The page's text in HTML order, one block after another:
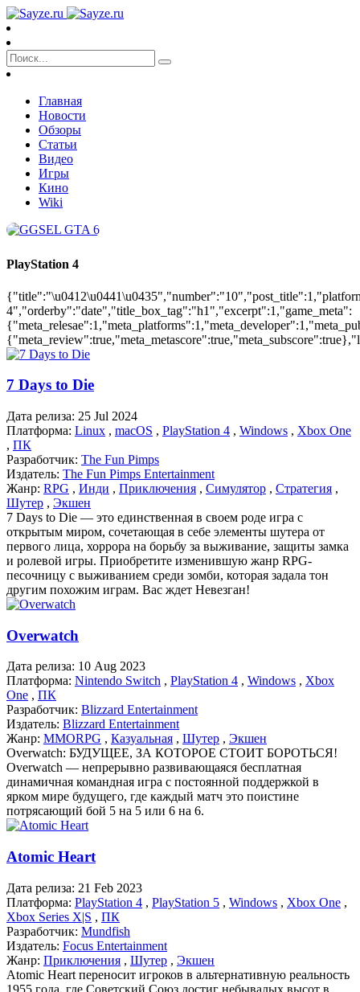
Главная
Новости
Обзоры
Статьи
Видео
Игры
Кино
Wiki
PlayStation 4
4","orderby":"date","title_box_tag":"h1","excerpt":1,"game_meta":
7 Days to Die
Дата релиза: 25 Jul 2024
Платформа: Linux , macOS , PlayStation 4 , Windows , Xbox One
, ПК
Разработчик: The Fun Pimps
Издатель: The Fun Pimps Entertainment
Жанр: RPG , Инди , Приключения , Симулятор , Стратегия ,
Шутер , Экшен
7 Days to Die — это единственная в своем роде игра с
открытым миром, сочетающая в себе элементы шутера от
первого лица, хоррора на борьбу за выживание, защиты замка
и ролевой игры. Приобретите изменившую жанр RPG-
песочницу с выживанием среди зомби, которая задала тон
другим похожим играм. Вас ждет Невезган!
Overwatch
Дата релиза: 10 Aug 2023
Платформа: Nintendo Switch , PlayStation 4 , Windows , Xbox
One , ПК
Разработчик: Blizzard Entertainment
Издатель: Blizzard Entertainment
Жанр: MMORPG , Казуальная , Шутер , Экшен
Overwatch: БУДУЩЕЕ, ЗА КОТОРОЕ СТОИТ БОРОТЬСЯ!
Overwatch — непрерывно развивающаяся бесплатная
динамичная командная игра с постоянной поддержкой в
ярком мире будущего, где каждый матч это поистине
потрясающий бой 5 на 5 или 6 на 6.
Atomic Heart
Дата релиза: 21 Feb 2023
Платформа: PlayStation 4 , PlayStation 5 , Windows , Xbox One ,
Xbox Series X|S , ПК
Разработчик: Mundfish
Издатель: Focus Entertainment
Жанр: Приключения , Шутер , Экшен
Atomic Heart переносит игроков в альтернативную реальность
1955 года, где Советский Союз достиг небывалых высот в